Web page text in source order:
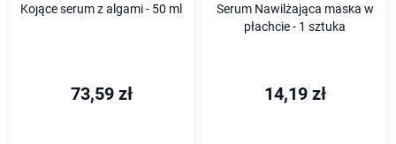
Kojące serum z algami - 50 ml
73,59 zł
Serum Nawilżająca maska w
płachcie - 1 sztuka
14,19 zł